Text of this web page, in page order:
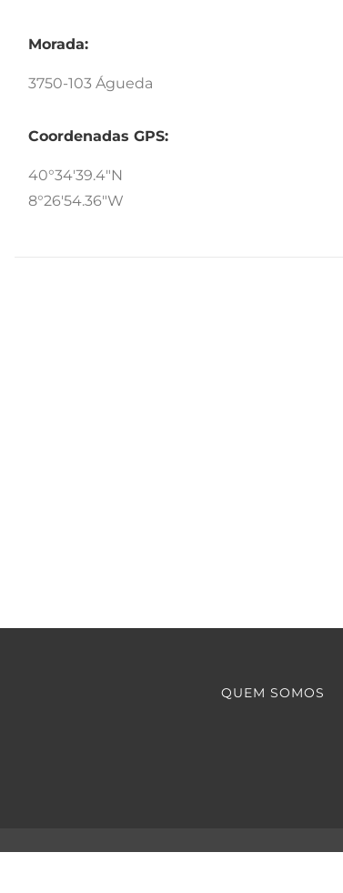
Morada:
3750-103 Águeda
Coordenadas GPS:
40°34'39.4"N
8°26'54.36"W
QUEM SOMOS